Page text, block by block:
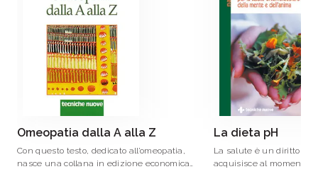
Omeopatia dalla A alla Z
Con questo testo, dedicato all’omeopatia,
nasce una collana in edizione economica
La dieta pH
La salute è un diritto che
acquisisce al momento